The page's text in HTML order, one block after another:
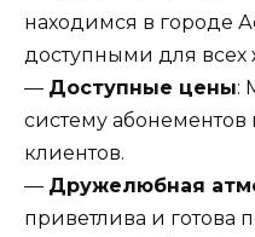
находимся в городе
доступными для всех
— Доступные цены:
систему
клиентов.
— Дружелюбная
приветлива и готова